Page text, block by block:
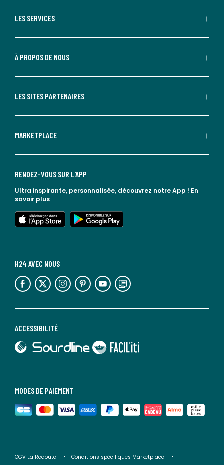
LES SERVICES
À PROPOS DE NOUS
LES SITES PARTENAIRES
MARKETPLACE
MODES DE PAIEMENT
ACCESSIBILITÉ
lien vers Sourdline
lien vers Faciliti
H24 AVEC NOUS
lien vers l'espace réseaux sociaux lien vers l'espace réseaux sociaux lien vers l'espace réseaux sociaux lien vers l'espace réseaux sociaux lien vers l'espace réseaux sociaux lien vers le blog la redoute
RENDEZ-VOUS SUR L'APP
Ultra inspirante, personnalisée, découvrez notre App ! En
savoir plus
lien vers l'app store
lien vers google play
CGV La Redoute
Conditions spécifiques Marketplace